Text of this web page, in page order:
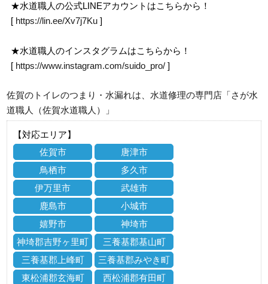
★水道職人の公式LINEアカウントはこちらから！
[ https://lin.ee/Xv7j7Ku ]
★水道職人のインスタグラムはこちらから！
[ https://www.instagram.com/suido_pro/ ]
佐賀のトイレのつまり・水漏れは、水道修理の専門店「さが水
道職人（佐賀水道職人）」
【対応エリア】
佐賀市
唐津市
鳥栖市
多久市
伊万里市
武雄市
鹿島市
小城市
嬉野市
神埼市
神埼郡吉野ヶ里町
三養基郡基山町
三養基郡上峰町
三養基郡みやき町
東松浦郡玄海町
西松浦郡有田町